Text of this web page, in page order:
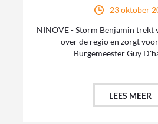
23 oktober
NINOVE - Storm Benjamin trekt
over de regio en zorgt
Burgemeester Guy
LEES MEER